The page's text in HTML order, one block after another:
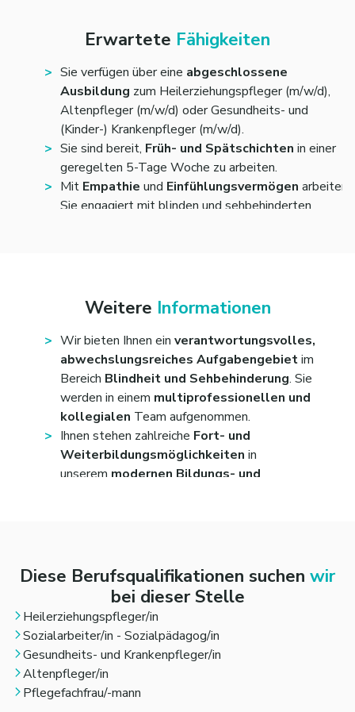
Tat zur Seite.
Neben denpflegerischen Tätigkeiten
Wohnbereich,erarbeiten und setzenSie
gemeinsam mit dem Schulbereichindividuelle
Förderzielefür die Kinder und Jugendlichen um.
Sie sind außerdemAnsprechpartner (m/w/d)
der Angehörigen und der gesetzlichen
Vertreter.
Durch dieZusammenarbeit mit anderen
Fachbereichen, Fachdiensten, Ämtern und
Erwartete Fähigkeiten
Sie verfügen über eine abgeschlossene
Ausbildung zum Heilerziehungspfleger (m/w/d),
Altenpfleger (m/w/d) oder Gesundheits- und
(Kinder-) Krankenpfleger (m/w/d).
Sie sind bereit, Früh- und Spätschichten in einer
geregelten 5-Tage Woche zu arbeiten.
Mit Empathie und Einfühlungsvermögen arbeiten
Sie engagiert mit blinden und sehbehinderten
wichtig.
Selbstständigund strukturiertzu arbeiten ist
für Sie kein Problem – Sie haben einen Blick dafür,
wo Sie gebraucht werden.
Sie sindflexibel, belastbarund können sich auf
unterschiedliche Situationen dank
IhresIdeenreichtumsschnell einstellen – Ihre
Kolleginnen und Kollegen wissen das zu schätzen.
Weitere Informationen
Wir bieten Ihnen ein verantwortungsvolles,
abwechslungsreiches Aufgabengebietim
Bereich Blindheit und Sehbehinderung. Sie
werden in einem multiprofessionellen und
kollegialen Team aufgenommen.
Ihnen stehen zahlreiche Fort- und
Weiterbildungsmöglichkeiten in
unserem modernen Bildungs- und
vielGestaltungspielraumbei Ihrer Arbeit.
Sie erhalten einenattraktiven
Arbeitsvertragmit tariflicher Vergütung gemäß
den Arbeitsvertragsrichtlinien Diakonie
Württemberg (angelehnt an TvöD), eine
tariflicheJahressonderzahlung
einebetriebliche Altersvorsorge
eineEinspringprämie
Diese Berufsqualifikationen suchen wir
bei dieser Stelle
Heilerziehungspfleger/in
Sozialarbeiter/in - Sozialpädagog/in
Gesundheits- und Krankenpfleger/in
Altenpfleger/in
Pflegefachfrau/-mann